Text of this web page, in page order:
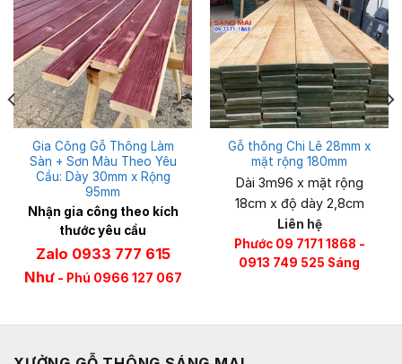
Gia Công Gỗ Thông Làm
Sàn + Sơn Màu Theo Yêu
Cầu: Dày 30mm x Rộng
95mm
Nhận gia công theo kích
thước yêu cầu
Zalo 0933 777 615
Như- Phú 0966 127 067
Gỗ thông Chi Lê 28mm x
mặt rộng 180mm
Dài 3m96 x mặt rộng
18cm x độ dày 2,8cm
Liên hệ
Phước 09 7171 1868 -
0913 749 525 Sáng